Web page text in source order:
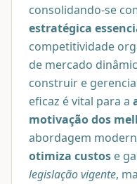
consolidando-se
estratégica
competitividade
de mercado
construir e
eficaz é vital para a
motivação dos
abordagem
otimiza custos e
legislação vigente,